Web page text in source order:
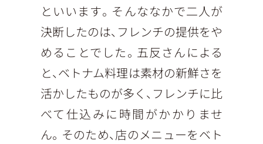
といいます。そんななかで二人が
決断したのは、フレンチの提供をや
めることでした。五反さんによる
と、ベトナム料理は素材の新鮮さを
活かしたものが多く、フレンチに比
べて仕込みに時間がかかりませ
ん。そのため、店のメニューをベト